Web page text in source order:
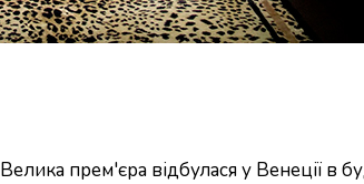
Велика прем'єра відбулася у Венеції в